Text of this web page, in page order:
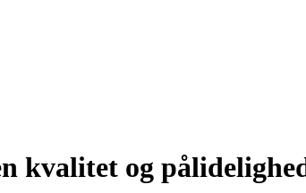
kvalitet og